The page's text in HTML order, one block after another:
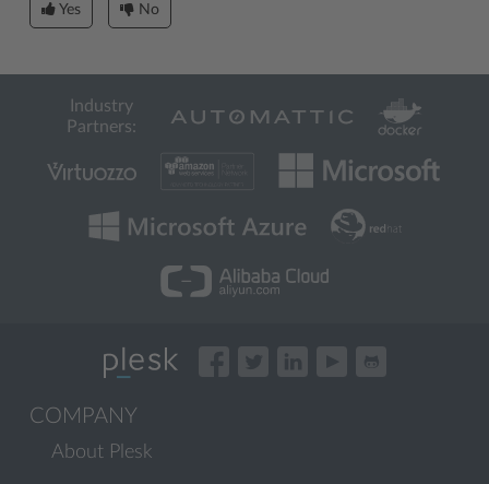
Yes No
Industry
Partners:
COMPANY
About Plesk